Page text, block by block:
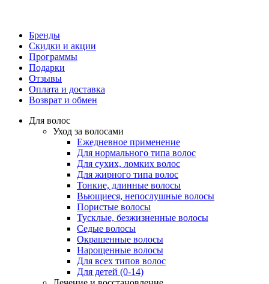
Бренды
Скидки и акции
Программы
Подарки
Отзывы
Оплата и доставка
Возврат и обмен
Для волос
Уход за волосами
Ежедневное применение
Для нормального типа волос
Для сухих, ломких волос
Для жирного типа волос
Тонкие, длинные волосы
Вьющиеся, непослушные волосы
Пористые волосы
Тусклые, безжизненные волосы
Седые волосы
Окрашенные волосы
Нарощенные волосы
Для всех типов волос
Для детей (0-14)